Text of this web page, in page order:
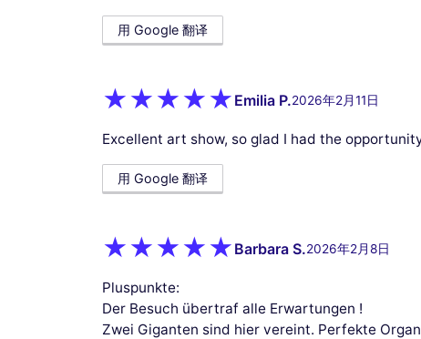
用 Google 翻译
Emilia P.2026年2月11日
Excellent art show, so glad I had the
用 Google 翻译
Barbara S.2026年2月8日
Pluspunkte:
Der Besuch übertraf alle Erwartungen !
Zwei Giganten sind hier vereint. Perfekte